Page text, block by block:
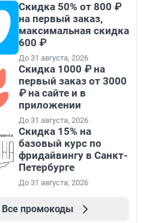
Скидка 50% от 800 ₽
на первый заказ,
максимальная скидка
600 ₽
До 31 августа, 2026
Скидка 1000 ₽ на
первый заказ от 3000
₽ на сайте и в
приложении
До 31 августа, 2026
Скидка 15% на
базовый курс по
фридайвингу в Санкт-
Петербурге
До 31 августа, 2026
Все промокоды